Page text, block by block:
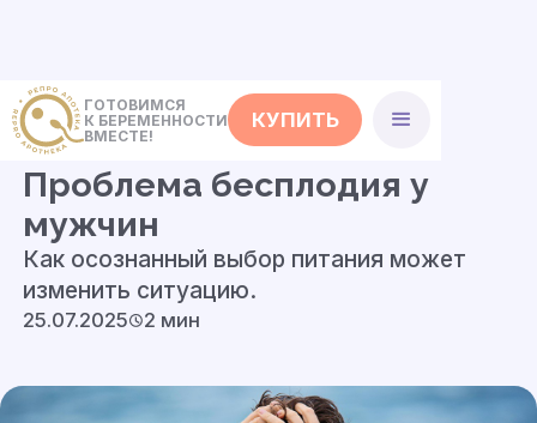
ГОТОВИМСЯ
К БЕРЕМЕННОСТИ
ВМЕСТЕ!
КУПИТЬ
<- Полезные советы
Проблема бесплодия у
мужчин
Как осознанный выбор питания может
изменить ситуацию.
25.07.2025 2 мин